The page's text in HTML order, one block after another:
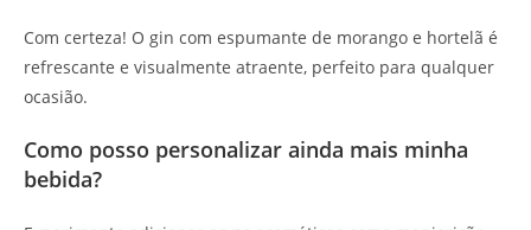
Com certeza! O gin com espumante de morango e hortelã é
refrescante e visualmente atraente, perfeito para qualquer
ocasião.
Como posso personalizar ainda mais minha
bebida?